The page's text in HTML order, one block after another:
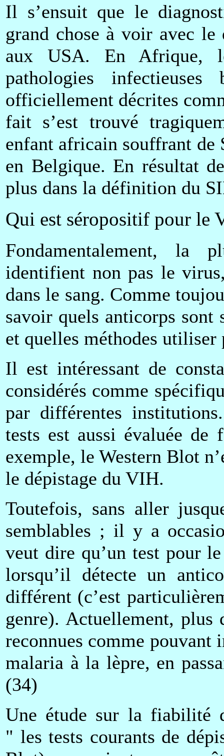
Il s’ensuit que le
grand chose à voir avec
aux USA. En Afrique,
pathologies
officiellement décrites
fait s’est trouvé
enfant africain souffrant de
en Belgique. En résultat
plus dans la définition du
Qui est séropositif pour le
Fondamentalement, la
identifient non pas le
dans le sang. Comme
savoir quels anticorps sont
et quelles méthodes
Il est intéressant de
considérés comme
par différentes
tests est aussi évaluée de
exemple, le Western Blot
le dépistage du VIH.
Toutefois, sans aller
semblables ; il y a
veut dire qu’un test pour
lorsqu’il détecte un
différent (c’est
genre). Actuellement, plus
reconnues comme
malaria à la lèpre, en
(34)
Une étude sur la fiabilité
" les tests courants de